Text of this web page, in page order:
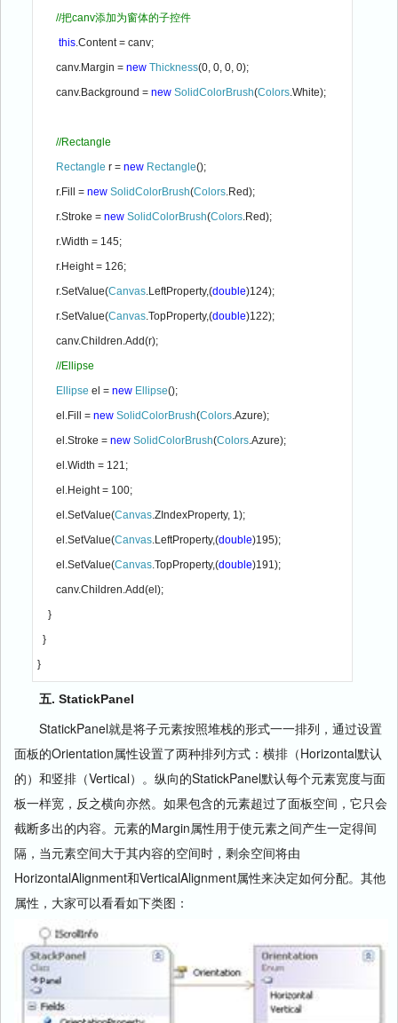
//把canv添加为窗体的子控件
this.Content = canv;
       canv.Margin =
new Thickness(0, 0, 0, 0);
       canv.Background =
new SolidColorBrush(Colors.White);
//Rectangle
Rectangle r = new Rectangle();
       r.Fill =
new SolidColorBrush(Colors.Red);
       r.Stroke =
new SolidColorBrush(Colors.Red);
       r.Width = 145;
       r.Height = 126;
       r.SetValue(
Canvas.LeftProperty,(double)124);
       r.SetValue(
Canvas.TopProperty,(double)122);
       canv.Children.Add(r);
//Ellipse
Ellipse el = new Ellipse();
       el.Fill =
new SolidColorBrush(Colors.Azure);
       el.Stroke =
new SolidColorBrush(Colors.Azure);
       el.Width = 121;
       el.Height = 100;
       el.SetValue(
Canvas.ZIndexProperty, 1);
       el.SetValue(
Canvas.LeftProperty,(double)195);
       el.SetValue(
Canvas.TopProperty,(double)191);
       canv.Children.Add(el);
    }
  }
}
五. StatickPanel
StatickPanel就是将子元素按照堆栈的形式一一排列，通过设置
面板的Orientation属性设置了两种排列方式：横排（Horizontal默认
的）和竖排（Vertical）。纵向的StatickPanel默认每个元素宽度与面
板一样宽，反之横向亦然。如果包含的元素超过了面板空间，它只会
截断多出的内容。元素的Margin属性用于使元素之间产生一定得间
隔，当元素空间大于其内容的空间时，剩余空间将由
HorizontalAlignment和VerticalAlignment属性来决定如何分配。其他
属性，大家可以看看如下类图：